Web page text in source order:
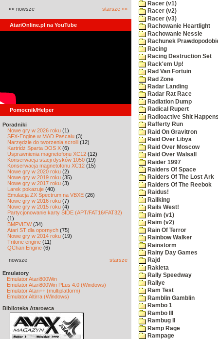
«« nowsze starsze »»
AtariOnline.pl na YouTube
Pomocnik/Helper
Poradniki
Nowe gry w 2026 roku (1)
SFX-Engine w MAD Pascalu (3)
Narzędzie do tworzenia scrolli (12)
Kartridż Sparta DOS X (6)
Usprawnienia magnetofonu XC12 (12)
Konserwacja stacji dysków 1050 (19)
Konserwacja magnetofonu XC12 (15)
Nowe gry w 2020 roku (2)
Nowe gry w 2019 roku (35)
Nowe gry w 2017 roku (3)
Larek pokazuje (40)
Emulacja ZX Spectrum na VBXE (26)
Nowe gry w 2016 roku (7)
Nowe gry w 2015 roku (4)
Partycjonowanie karty SIDE (APT/FAT16/FAT32)
(1)
BMPVIEW(34)
Atari ST dla opornych (75)
Nowe gry w 2014 roku (19)
Tritone engine (11)
QChan Engine (6)
nowsze starsze
Emulatory
Emulator Atari800Win
Emulator Atari800Win PLus 4.0 (Windows)
Emulator Atari++ (multiplatform)
Emulator Altirra (Windows)
Biblioteka Atarowca
Racer (v1)
Racer (v2)
Racer (v3)
Rachowanie Heartlight
Rachowanie Nessie
Rachunek
Racing
Racing Destruction Set
Rack'em Up!
Rad Van Fortuin
Rad Zone
Radar Landing
Radar Rat Race
Radiation Dump
Radical Rupert
Radioactive Shit
Rafferty Run
Raid On Gravitron
Raid Over Libya
Raid Over Moscow
Raid Over Walsall
Raider 1997
Raiders Of Space
Raiders Of The Lost Ark
Raiders Of The Reebok
Raidus!
Railking
Rails West!
Raim (v1)
Raim (v2)
Rain Of Terror
Rainbow Walker
Rainstorm
Rainy Day Games
Rajd
Rakieta
Rally Speedway
Rallye
Ram Test
Ramblin Gamblin
Rambo 1
Rambo III
Rambug II
Ramp Rage
Rampage